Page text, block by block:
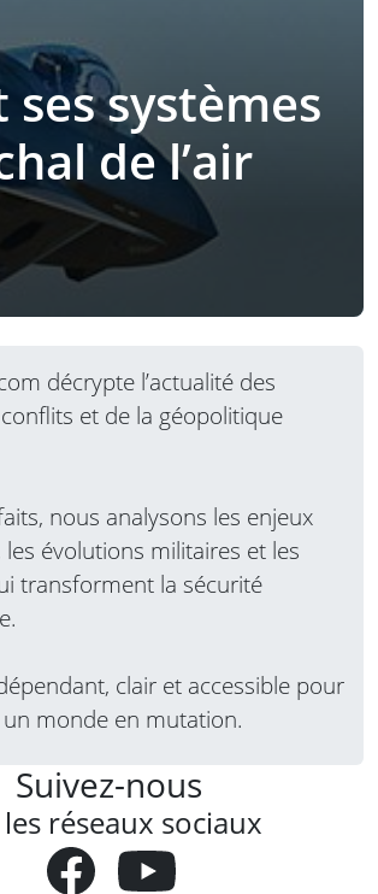
systèmes
de l’air
décrypte l’actualité des
et de la géopolitique
nous analysons les enjeux
évolutions militaires et les
transforment la sécurité
clair et accessible pour
monde en mutation.
Suivez-nous
réseaux sociaux